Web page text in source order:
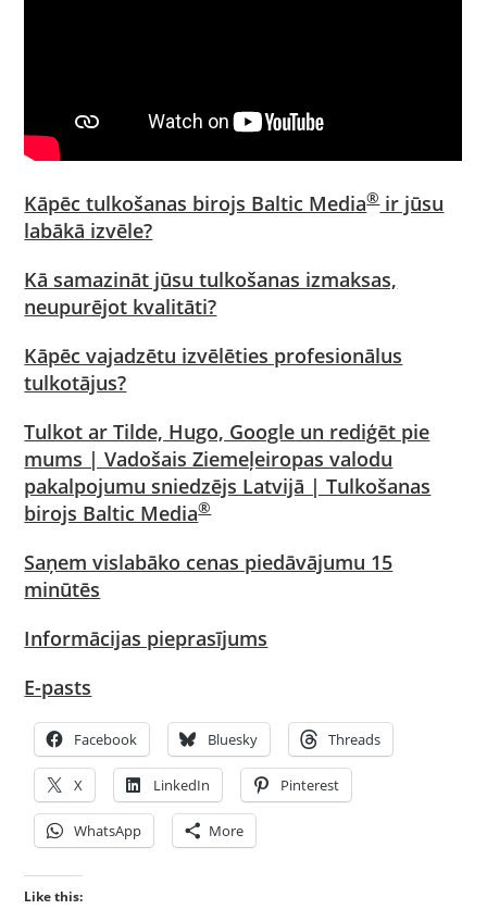
Kāpēc tulkošanas birojs Baltic Media®ir jūsu
labākā izvēle?
Kā samazināt jūsu tulkošanas izmaksas,
neupurējot kvalitāti?
Kāpēc vajadzētu izvēlēties profesionālus
tulkotājus?
Tulkot ar Tilde, Hugo, Google un rediģēt pie
mums | Vadošais Ziemeļeiropas valodu
pakalpojumu sniedzējs Latvijā | Tulkošanas
birojs Baltic Media®
Saņem vislabāko cenas piedāvājumu 15
minūtēs
Informācijas pieprasījums
E-pasts
Facebook Bluesky Threads
X LinkedIn Pinterest
WhatsApp More
Like this: